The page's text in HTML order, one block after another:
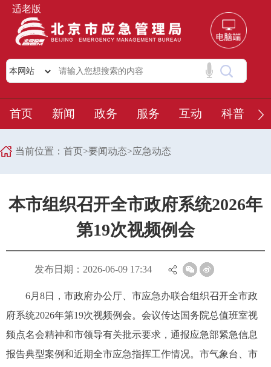
适老版
首页 新闻 政务 服务 互动 科普
当前位置： 首页>要闻动态>应急动态
本市组织召开全市政府系统2026年
第19次视频例会
发布日期：2026-06-09 17:34
6月8日，市政府办公厅、市应急办联合组织召开全市政
府系统2026年第19次视频例会。会议传达国务院总值班室视
频点名会精神和市领导有关批示要求，通报应急部紧急信息
报告典型案例和近期全市应急指挥工作情况。市气象台、市